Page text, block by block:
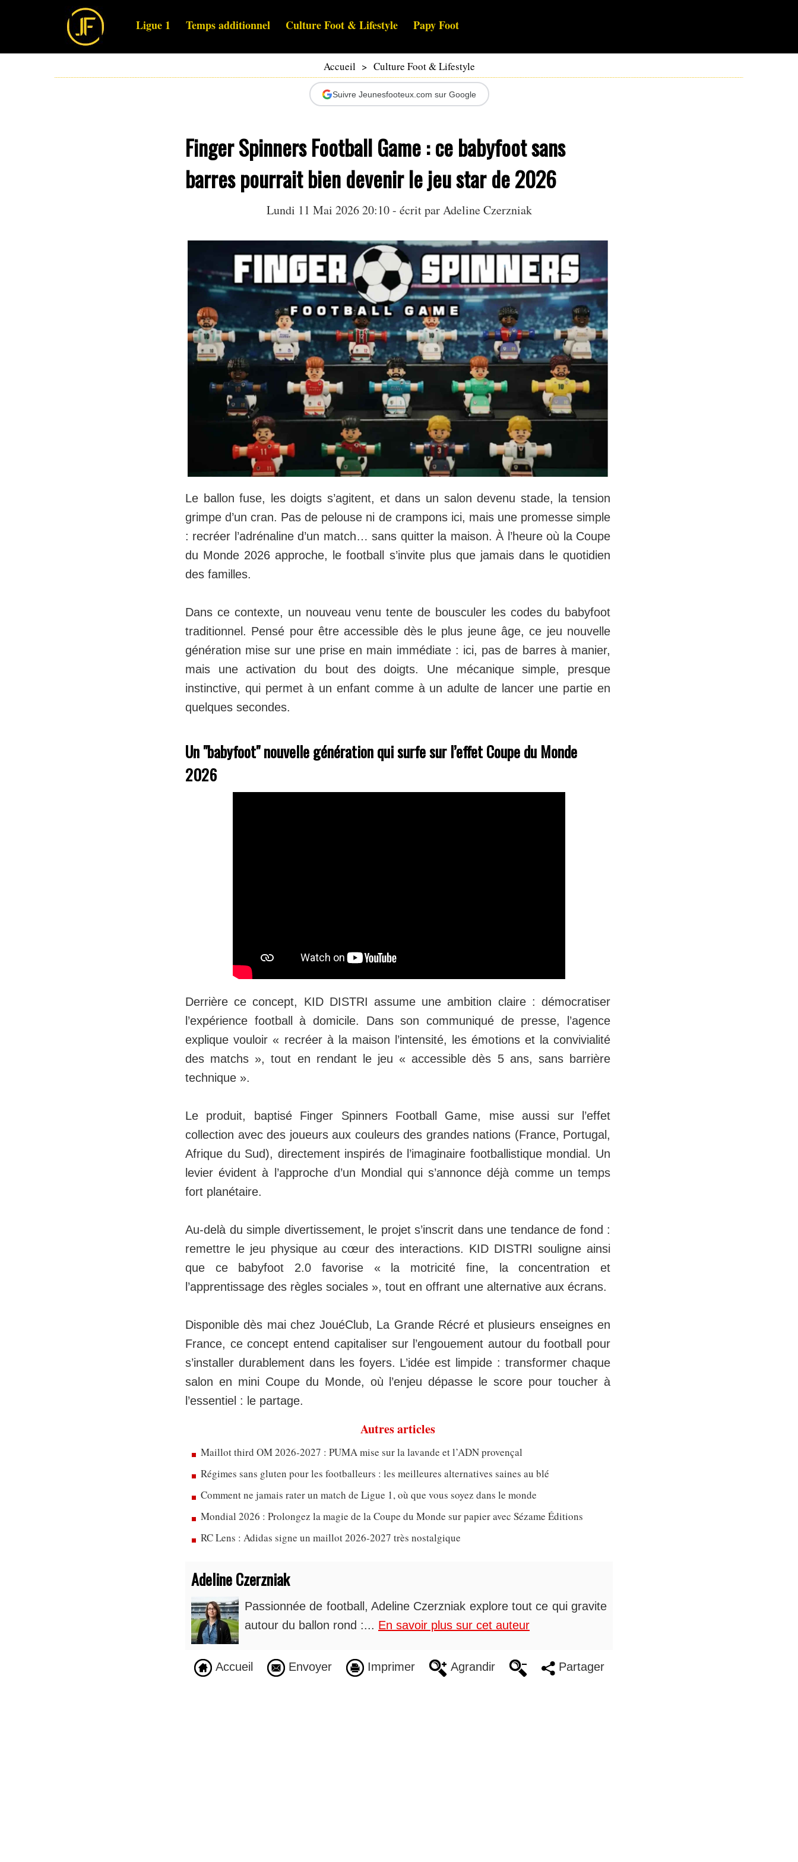
Ligue 1 Temps additionnel Culture Foot & Lifestyle Papy Foot
Accueil > Culture Foot & Lifestyle
Suivre Jeunesfooteux.com sur Google
Finger Spinners Football Game : ce babyfoot sans
barres pourrait bien devenir le jeu star de 2026
Lundi 11 Mai 2026 20:10 - écrit parAdeline Czerzniak
Le ballon fuse, les doigts s’agitent, et dans un salon devenu stade, la tension
grimpe d’un cran. Pas de pelouse ni de crampons ici, mais une promesse simple
: recréer l’adrénaline d’un match… sans quitter la maison. À l’heure où la Coupe
du Monde 2026 approche, le football s’invite plus que jamais dans le quotidien
des familles.
Dans ce contexte, un nouveau venu tente de bousculer les codes du babyfoot
traditionnel. Pensé pour être accessible dès le plus jeune âge, ce jeu nouvelle
génération mise sur une prise en main immédiate : ici, pas de barres à manier,
mais une activation du bout des doigts. Une mécanique simple, presque
instinctive, qui permet à un enfant comme à un adulte de lancer une partie en
quelques secondes.
Un "babyfoot" nouvelle génération qui surfe sur l’effet Coupe du Monde
2026
Derrière ce concept, KID DISTRI assume une ambition claire : démocratiser
l’expérience football à domicile. Dans son communiqué de presse, l’agence
explique vouloir « recréer à la maison l’intensité, les émotions et la convivialité
des matchs », tout en rendant le jeu « accessible dès 5 ans, sans barrière
technique ».
Le produit, baptisé Finger Spinners Football Game, mise aussi sur l’effet
collection avec des joueurs aux couleurs des grandes nations (France, Portugal,
Afrique du Sud), directement inspirés de l’imaginaire footballistique mondial. Un
levier évident à l’approche d’un Mondial qui s’annonce déjà comme un temps
fort planétaire.
Au-delà du simple divertissement, le projet s’inscrit dans une tendance de fond :
remettre le jeu physique au cœur des interactions. KID DISTRI souligne ainsi
que ce babyfoot 2.0 favorise « la motricité fine, la concentration et
l’apprentissage des règles sociales », tout en offrant une alternative aux écrans.
Disponible dès mai chez JouéClub, La Grande Récré et plusieurs enseignes en
France, ce concept entend capitaliser sur l’engouement autour du football pour
s’installer durablement dans les foyers. L’idée est limpide : transformer chaque
salon en mini Coupe du Monde, où l’enjeu dépasse le score pour toucher à
l’essentiel : le partage.
Autres articles
Maillot third OM 2026‑2027 : PUMA mise sur la lavande et l’ADN provençal
Régimes sans gluten pour les footballeurs : les meilleures alternatives saines au blé
Comment ne jamais rater un match de Ligue 1, où que vous soyez dans le monde
Mondial 2026 : Prolongez la magie de la Coupe du Monde sur papier avec Sézame Éditions
RC Lens : Adidas signe un maillot 2026-2027 très nostalgique
Adeline Czerzniak
Passionnée de football, Adeline Czerzniak explore tout ce qui gravite
autour du ballon rond :... En savoir plus sur cet auteur
Accueil Envoyer Imprimer Agrandir Partager